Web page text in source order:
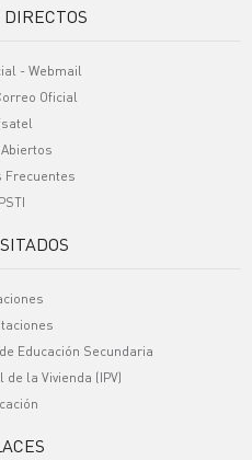
DIRECTOS
- Webmail
Oficial
Frecuentes
Educación Secundaria
la Vivienda (IPV)